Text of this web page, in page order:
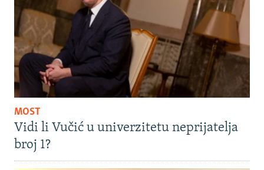
MOST
Vidi li Vučić u univerzitetu neprijatelja
broj 1?